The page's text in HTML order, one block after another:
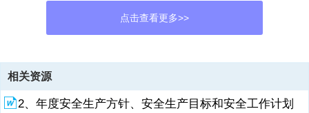
点击查看更多>>
资源描述
1、2021关于新学期大学辅导员工作计划精选范文三篇精品推荐新学期
大学辅导员工作计划1大学辅导员个人工作计划辅导员是从我部建立以
相关资源
2、年度安全生产方针、安全生产目标和安全工作计划